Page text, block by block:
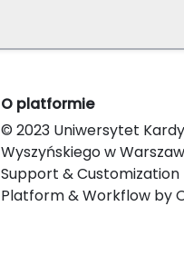
O platformie
© 2023 Uniwersytet
Wyszyńskiego w
Support & Customization
Platform & Workflow by